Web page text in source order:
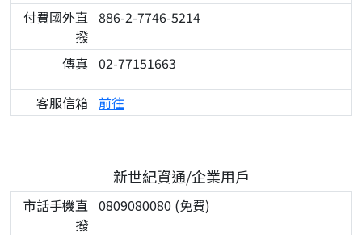
付費國外直
撥
886-2-7746-5214
傳真 02-77151663
客服信箱 前往
新世紀資通/企業用戶
市話手機直
撥
0809080080 (免費)